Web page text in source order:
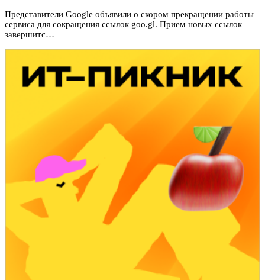
Представители Google объявили о скором прекращении работы
сервиса для сокращения ссылок goo.gl. Прием новых ссылок
завершитс…